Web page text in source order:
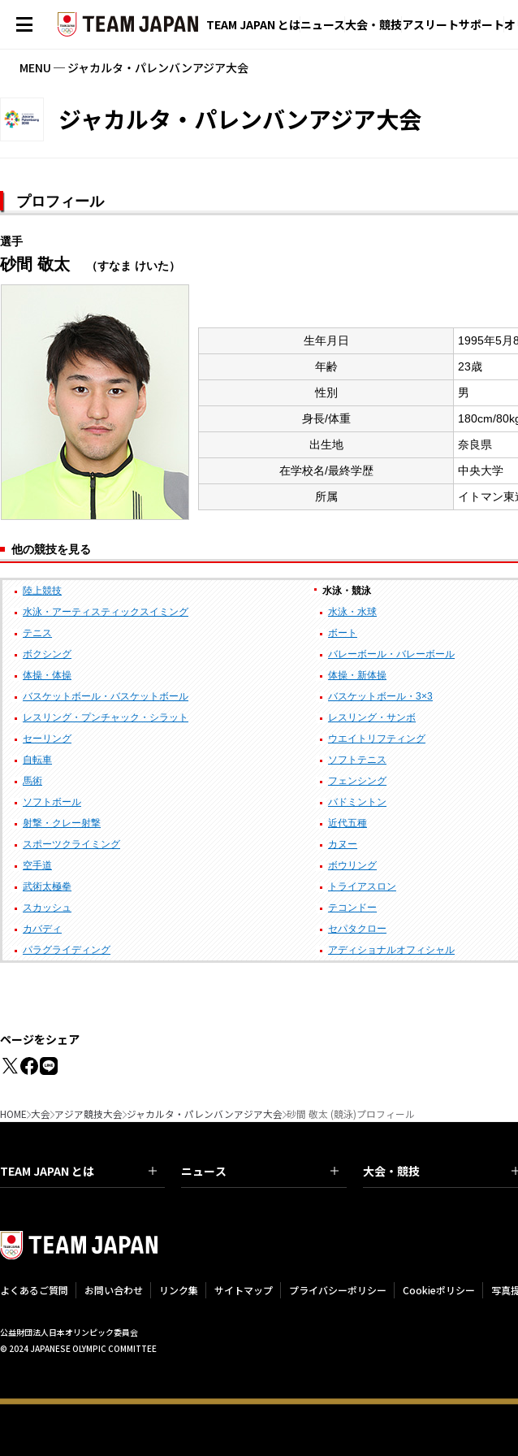
TEAM JAPAN とはニュース大会・競技アスリートサポート
MENU ─ ジャカルタ・パレンバンアジア大会
ジャカルタ・パレンバンアジア大会
プロフィール
選手
砂間 敬太 （すなま けいた）
生年月日
1995年5月
年齢
23歳
性別
男
身長/体重
180cm/
出生地
奈良県
在学校名/最終学歴
中央大学
所属
イトマン東
他の競技を見る
陸上競技 水泳・競泳
水泳・アーティスティックスイミング
水泳・水球
テニス
ボート
ボクシング
バレーボール・バレーボール
体操・体操
体操・新体操
バスケットボール・バスケットボール
バスケットボール・3×3
レスリング・プンチャック・シラット
レスリング・サンボ
セーリング
ウエイトリフティング
自転車
ソフトテニス
馬術
フェンシング
ソフトボール
バドミントン
射撃・クレー射撃
近代五種
スポーツクライミング
カヌー
空手道
ボウリング
武術太極拳
トライアスロン
スカッシュ
テコンドー
カバディ
セパタクロー
パラグライディング
アディショナルオフィシャル
ページをシェア
HOME 大会 アジア競技大会 ジャカルタ・パレンバンアジア大会 砂間 敬太 (競泳)プロフィール
TEAM JAPAN とは ニュース 大会・競技
よくあるご質問 お問い合わせ リンク集 サイトマップ プライバシーポリシー Cookieポリシー 写真
公益財団法人日本オリンピック委員会
© 2024 JAPANESE OLYMPIC COMMITTEE